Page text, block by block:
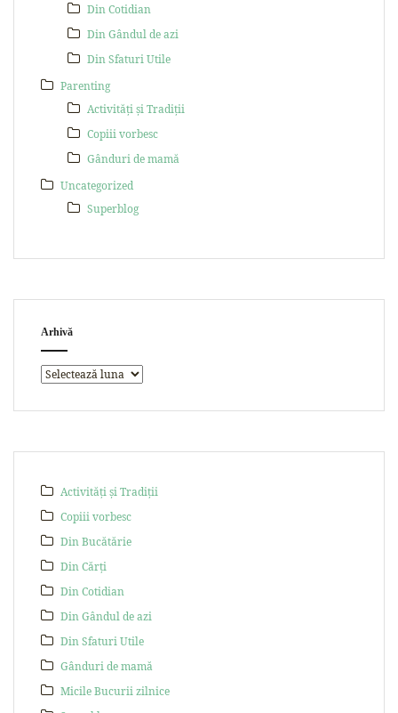
Din Cotidian
Din Gândul de azi
Din Sfaturi Utile
Parenting
Activități și Tradiții
Copiii vorbesc
Gânduri de mamă
Uncategorized
Superblog
Arhivă
Activități și Tradiții
Copiii vorbesc
Din Bucătărie
Din Cărți
Din Cotidian
Din Gândul de azi
Din Sfaturi Utile
Gânduri de mamă
Micile Bucurii zilnice